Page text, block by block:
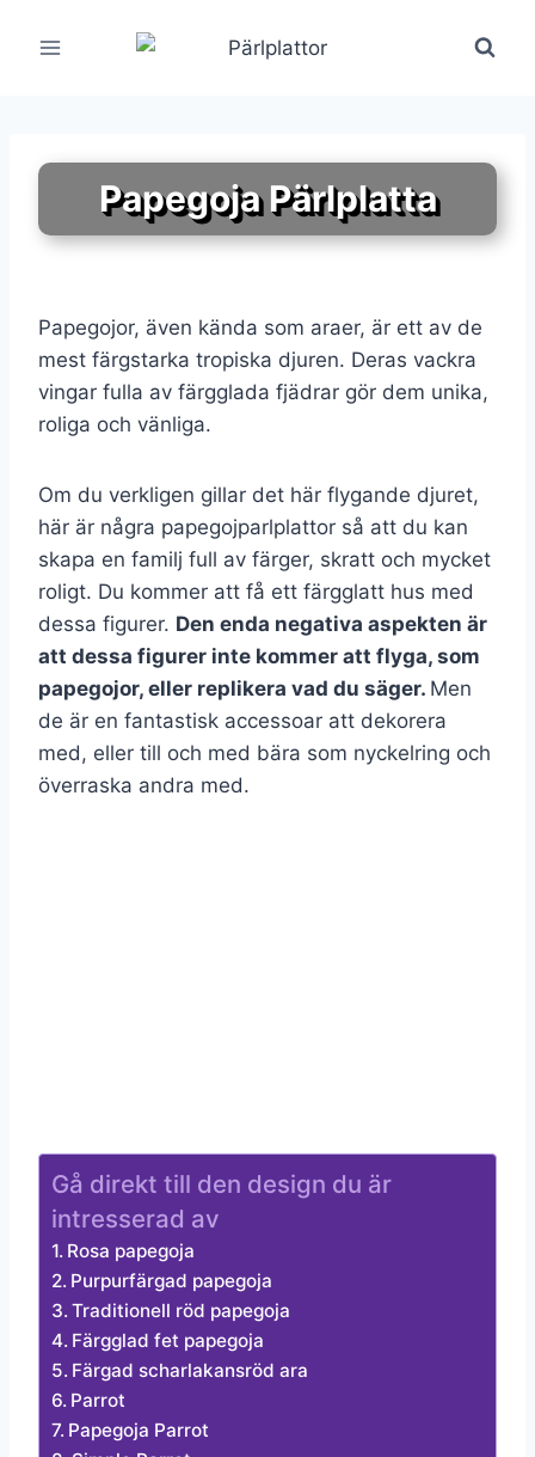
Papegoja Pärlplatta
Papegojor, även kända som araer, är ett av de
mest färgstarka tropiska djuren. Deras vackra
vingar fulla av färgglada fjädrar gör dem unika,
roliga och vänliga.
Om du verkligen gillar det här flygande djuret,
här är några papegojparlplattor så att du kan
skapa en familj full av färger, skratt och mycket
roligt. Du kommer att få ett färgglatt hus med
dessa figurer. Den enda negativa aspekten är
att dessa figurer inte kommer att flyga, som
papegojor, eller replikera vad du säger. Men
de är en fantastisk accessoar att dekorera
med, eller till och med bära som nyckelring och
överraska andra med.
Gå direkt till den design du är
intresserad av
Rosa papegoja
Purpurfärgad papegoja
Traditionell röd papegoja
Färgglad fet papegoja
Färgad scharlakansröd ara
Parrot
Papegoja Parrot